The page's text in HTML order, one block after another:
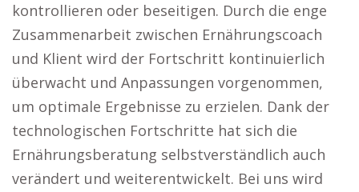
kontrollieren oder beseitigen. Durch die enge
Zusammenarbeit zwischen Ernährungscoach
und Klient wird der Fortschritt kontinuierlich
überwacht und Anpassungen vorgenommen,
um optimale Ergebnisse zu erzielen. Dank der
technologischen Fortschritte hat sich die
Ernährungsberatung selbstverständlich auch
verändert und weiterentwickelt. Bei uns wird